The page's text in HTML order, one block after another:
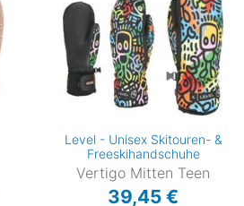
Level - Unisex Skitouren- &
Freeskihandschuhe
Vertigo Mitten Teen
39,45 €